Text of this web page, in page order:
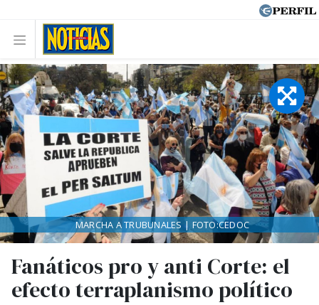
Fanáticos pro y anti Corte: el
efecto terraplanismo político
MARCHA A TRUBUNALES | FOTO:CEDOC